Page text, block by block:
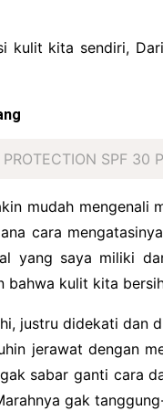
kulit kita sendiri,
SPF 30
mudah
cara
yang saya miliki
bahwa kulit kita
justru didekati dan
jerawat dengan
sabar ganti cara
gak